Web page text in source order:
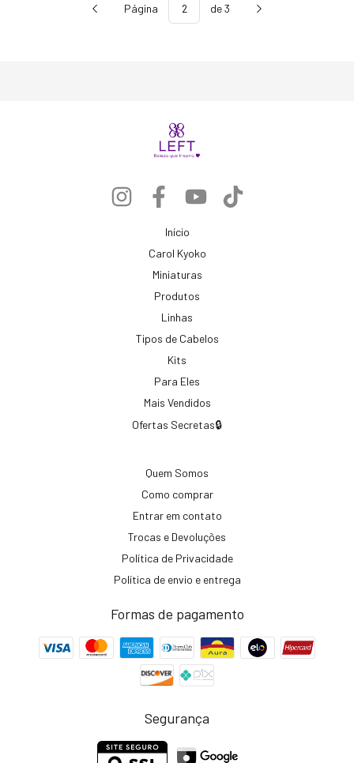
Página de 3
Início
Carol Kyoko
Miniaturas
Produtos
Linhas
Tipos de Cabelos
Kits
Para Eles
Mais Vendidos
Ofertas Secretas🔒
Quem Somos
Como comprar
Entrar em contato
Trocas e Devoluções
Política de Privacidade
Política de envio e entrega
Formas de pagamento
Segurança